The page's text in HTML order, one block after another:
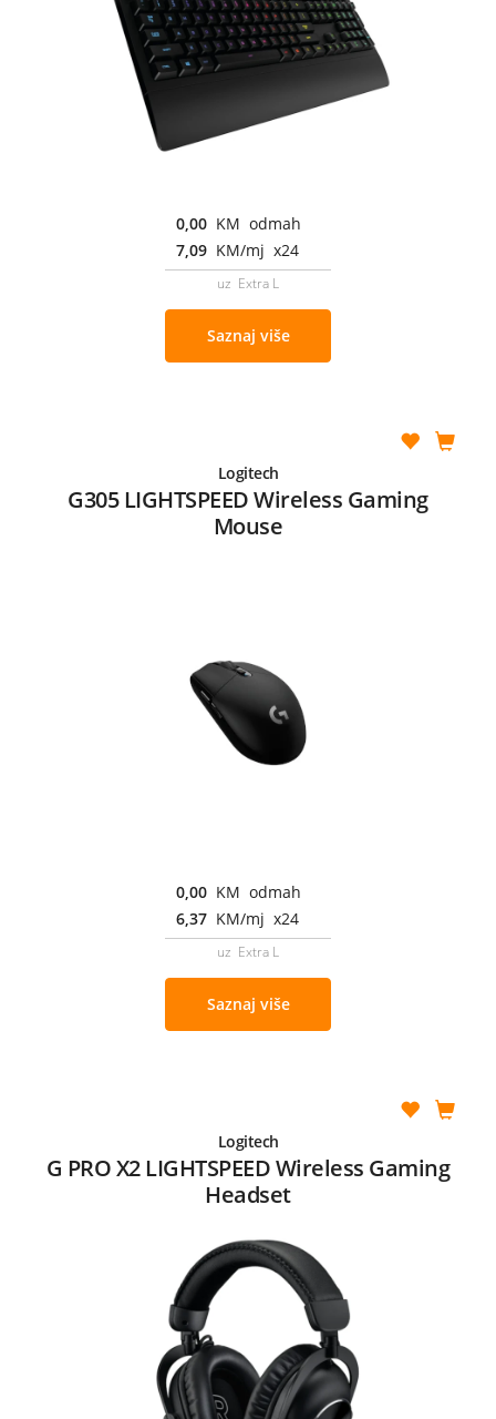
0,00 KM odmah
7,09 KM/mj x24
uz Extra L
Saznaj više
Logitech
G305 LIGHTSPEED Wireless Gaming
Mouse
0,00 KM odmah
6,37 KM/mj x24
uz Extra L
Saznaj više
Logitech
G PRO X2 LIGHTSPEED Wireless Gaming
Headset